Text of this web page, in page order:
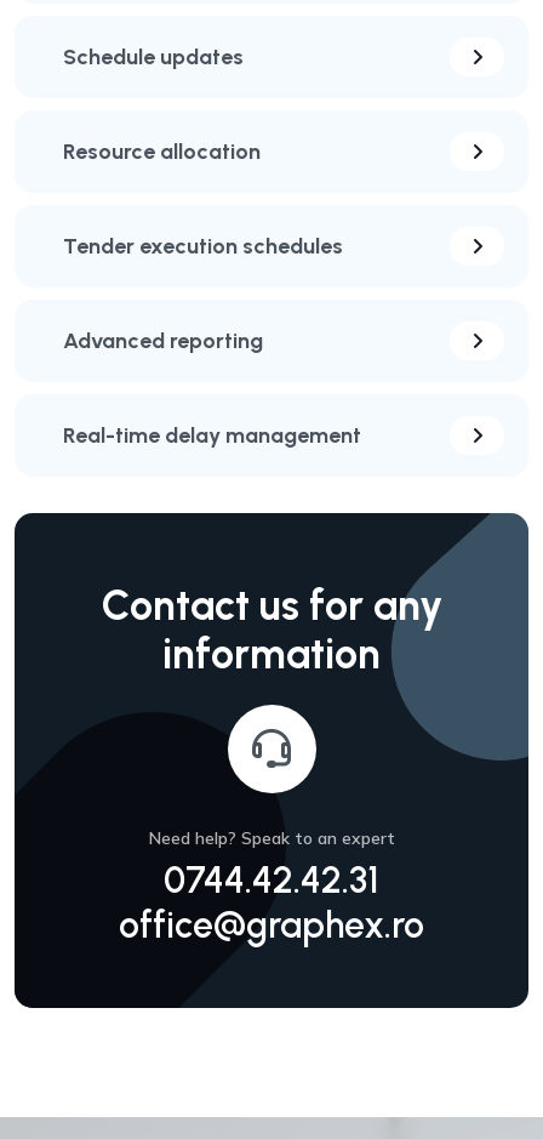
Schedule updates
Resource allocation
Tender execution schedules
Advanced reporting
Real-time delay management
Contact us for any
information
Need help? Speak to an expert
0744.42.42.31
office@graphex.ro